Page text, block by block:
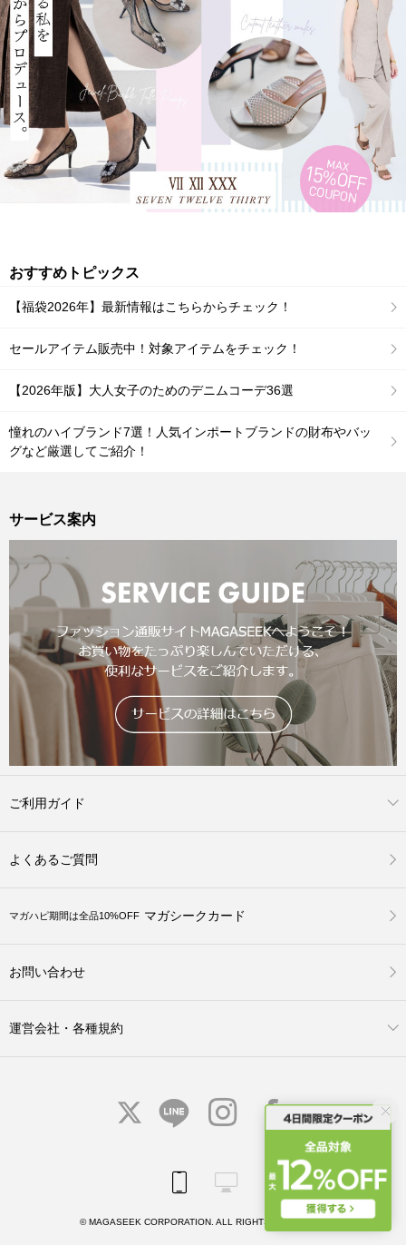
おすすめトピックス
【福袋2026年】最新情報はこちらからチェック！
セールアイテム販売中！対象アイテムをチェック！
【2026年版】大人女子のためのデニムコーデ36選
憧れのハイブランド7選！人気インポートブランドの財布やバッ
グなど厳選してご紹介！
サービス案内
ご利用ガイド
よくあるご質問
マガハピ期間は全品10%OFF マガシークカード
お問い合わせ
運営会社・各種規約
© MAGASEEK CORPORATION. ALL RIGHTS RESERVED.